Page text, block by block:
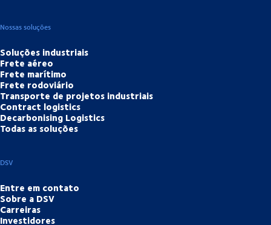
Nossas soluções
Soluções industriais
Frete aéreo
Frete marítimo
Frete rodoviário
Transporte de projetos industriais
Contract logistics
Decarbonising Logistics
Todas as soluções
DSV
Entre em contato
Sobre a DSV
Carreiras
Investidores